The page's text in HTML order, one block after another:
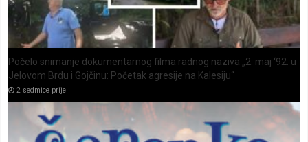
Počelo snimanje dokumentarnog filma radnog naziva „2. maj ‘92. u
Jelovom Brdu i Gojčinu: Početak agresije na Kalesiju“
2 sedmice prije